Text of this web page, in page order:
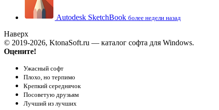
Autodesk SketchBook более недели назад
Наверх
© 2019-2026, KtonaSoft.ru — каталог софта для Windows.
Оцените!
Ужасный софт
Плохо, но терпимо
Крепкий середнячок
Посоветую друзьям
Лучший из лучших